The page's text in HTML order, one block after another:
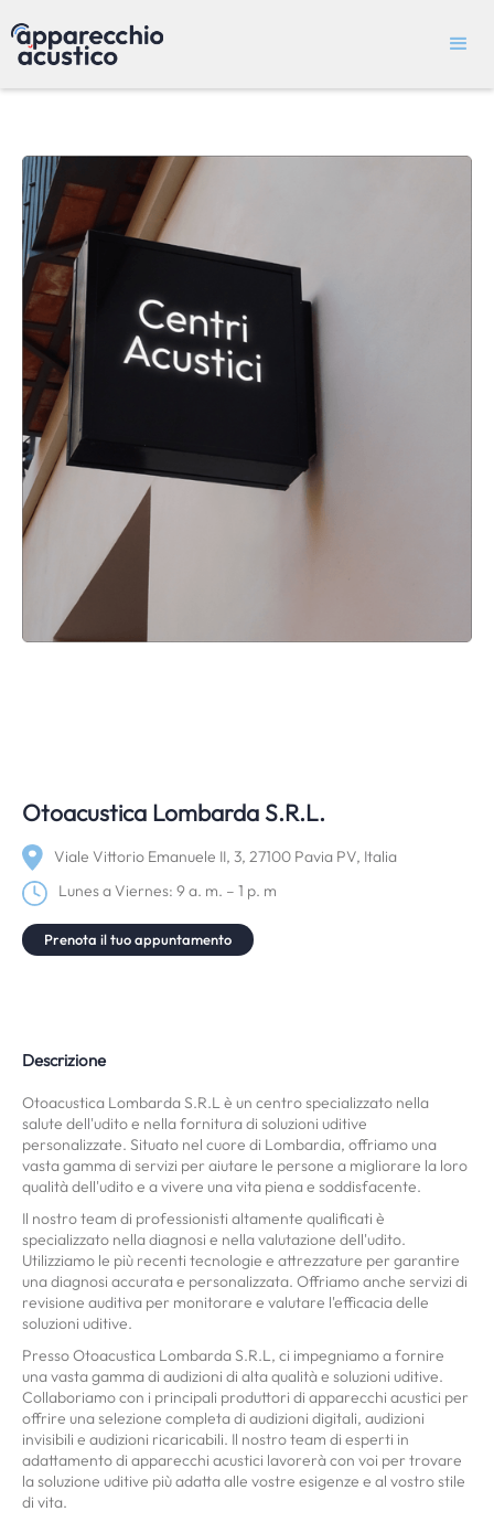
Otoacustica Lombarda S.R.L.
Viale Vittorio Emanuele II, 3, 27100 Pavia PV, Italia
Lunes a Viernes: 9 a. m. – 1 p. m
Prenota il tuo appuntamento
Descrizione
Otoacustica Lombarda S.R.L è un centro specializzato nella
salute dell'udito e nella fornitura di soluzioni uditive
personalizzate. Situato nel cuore di Lombardia, offriamo una
vasta gamma di servizi per aiutare le persone a migliorare la loro
qualità dell'udito e a vivere una vita piena e soddisfacente.
Il nostro team di professionisti altamente qualificati è
specializzato nella diagnosi e nella valutazione dell'udito.
Utilizziamo le più recenti tecnologie e attrezzature per garantire
una diagnosi accurata e personalizzata. Offriamo anche servizi di
revisione auditiva per monitorare e valutare l'efficacia delle
soluzioni uditive.
Presso Otoacustica Lombarda S.R.L, ci impegniamo a fornire
una vasta gamma di audizioni di alta qualità e soluzioni uditive.
Collaboriamo con i principali produttori di apparecchi acustici per
offrire una selezione completa di audizioni digitali, audizioni
invisibili e audizioni ricaricabili. Il nostro team di esperti in
adattamento di apparecchi acustici lavorerà con voi per trovare
la soluzione uditive più adatta alle vostre esigenze e al vostro stile
di vita.